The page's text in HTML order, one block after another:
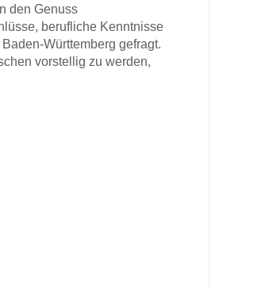
den Genuss
berufliche Kenntnisse
Württemberg gefragt.
vorstellig zu werden,